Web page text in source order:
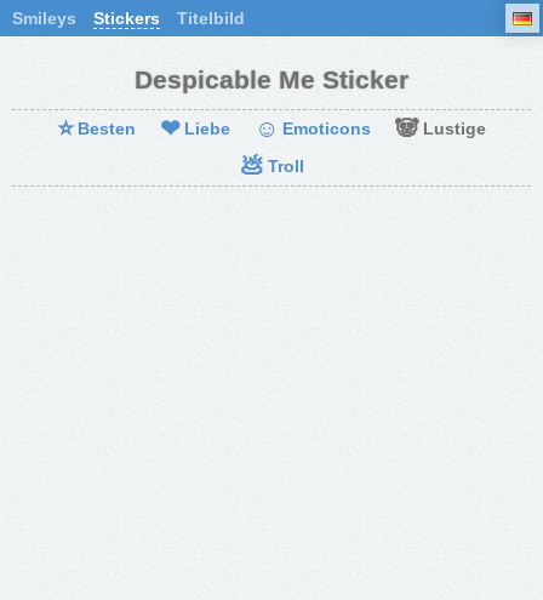
Smileys Stickers Titelbild
Despicable Me Sticker
⭐ Besten ❤ Liebe ☺ Emoticons 🐼 Lustige
💩 Troll